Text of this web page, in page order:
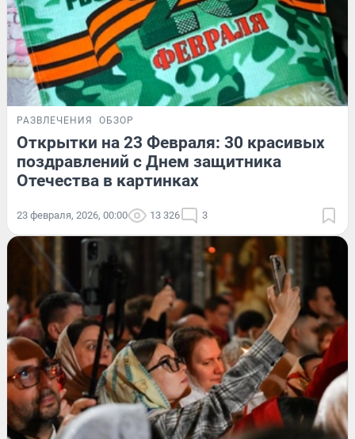
РАЗВЛЕЧЕНИЯ ОБЗОР
Открытки на 23 Февраля: 30 красивых
поздравлений с Днем защитника
Отечества в картинках
23 февраля, 2026, 00:00 13 326 3